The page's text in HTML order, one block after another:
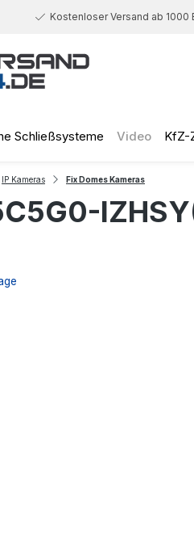
Kostenloser Versand ab 1000
Schließsysteme Video KfZ-
IP Kameras Fix Domes Kameras